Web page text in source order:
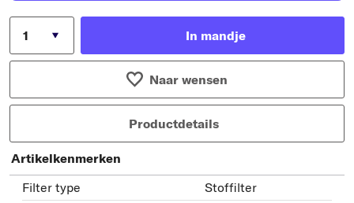
In mandje
Naar wensen
Productdetails
Artikelkenmerken
Filter type
Stoffilter